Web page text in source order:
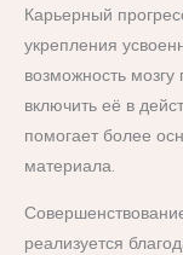
Карьерный
укрепления
возможность
включить её в
помогает более
материала.
реализуется